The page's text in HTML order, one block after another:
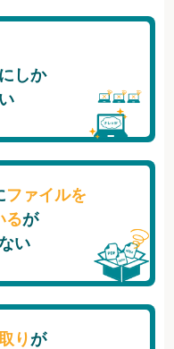
にしか
ファイルを
るが
い
り が